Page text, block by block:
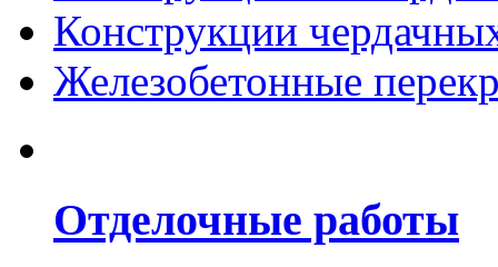
Конструкции
Железобетонные
Отделочные работы